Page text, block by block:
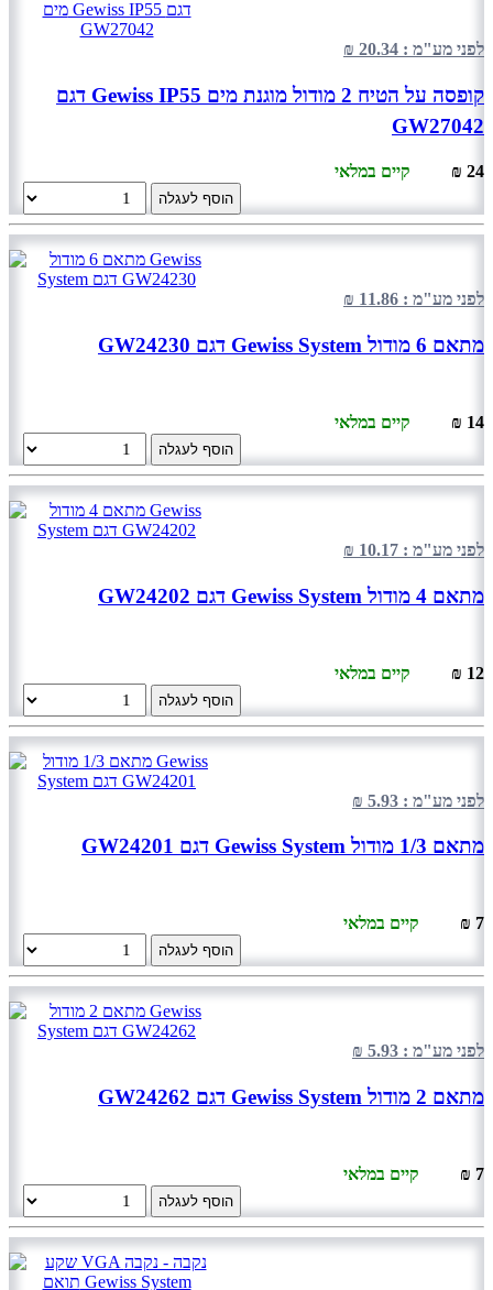
לפני מע"מ : 20.34 ₪
קופסה על הטיח 2 מודול מוגנת מים Gewiss IP55 דגם
GW27042
24 ₪ קיים במלאי
הוסף לעגלה
לפני מע"מ : 11.86 ₪
מתאם 6 מודול Gewiss System דגם GW24230
14 ₪ קיים במלאי
הוסף לעגלה
לפני מע"מ : 10.17 ₪
מתאם 4 מודול Gewiss System דגם GW24202
12 ₪ קיים במלאי
הוסף לעגלה
לפני מע"מ : 5.93 ₪
מתאם 1/3 מודול Gewiss System דגם GW24201
7 ₪ קיים במלאי
הוסף לעגלה
לפני מע"מ : 5.93 ₪
מתאם 2 מודול Gewiss System דגם GW24262
7 ₪ קיים במלאי
הוסף לעגלה